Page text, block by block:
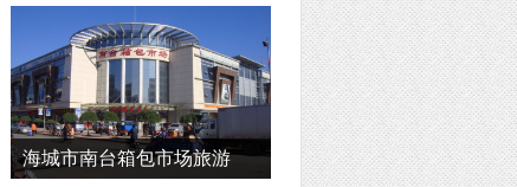
海城市南台箱包市场旅游